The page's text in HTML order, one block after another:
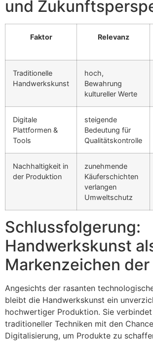
und
Faktor Relevanz
Traditionelle
Handwerkskunst
hoch,
Bewahrung
kultureller Werte
Digitale
Plattformen &
Tools
steigende
Bedeutung für
Qualitätskontrolle
Nachhaltigkeit in
der Produktion
zunehmende
Käuferschichten
verlangen
Umweltschutz
Schlussfolgerung:
Handwerkskunst
Markenzeichen
Angesichts der rasanten
bleibt die Handwerkskunst ein
hochwertiger Produktion. Sie
traditioneller Techniken mit den
Digitalisierung, um Produkte zu